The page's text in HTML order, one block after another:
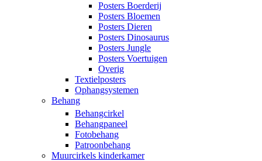
Posters Boerderij
Posters Bloemen
Posters Dieren
Posters Dinosaurus
Posters Jungle
Posters Voertuigen
Overig
Textielposters
Ophangsystemen
Behang
Behangcirkel
Behangpaneel
Fotobehang
Patroonbehang
Muurcirkels kinderkamer